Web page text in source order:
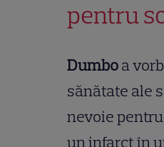
pentru
Dumboa
sănătate ale
nevoie
un infarct în